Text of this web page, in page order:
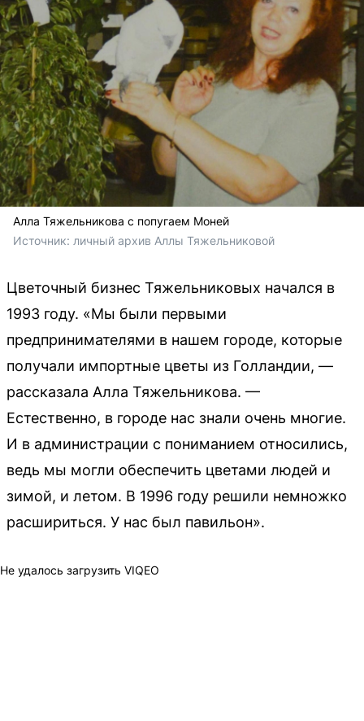
Алла Тяжельникова с попугаем Моней
Источник: личный архив Аллы Тяжельниковой
Цветочный бизнес Тяжельниковых начался в
1993 году. «Мы были первыми
предпринимателями в нашем городе, которые
получали импортные цветы из Голландии, —
рассказала Алла Тяжельникова. —
Естественно, в городе нас знали очень многие.
И в администрации с пониманием относились,
ведь мы могли обеспечить цветами людей и
зимой, и летом. В 1996 году решили немножко
расшириться. У нас был павильон».
Не удалось загрузить VIQEO